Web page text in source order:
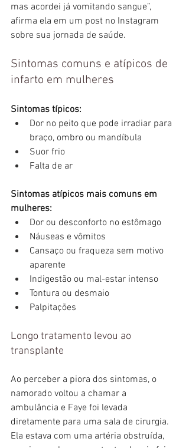
mas acordei já vomitando sangue”,
afirma ela em um post no Instagram
sobre sua jornada de saúde.
Sintomas comuns e atípicos de
infarto em mulheres
Sintomas típicos:
Dor no peito que pode irradiar para
braço, ombro ou mandíbula
Suor frio
Falta de ar
Sintomas atípicos mais comuns em
mulheres:
Dor ou desconforto no estômago
Náuseas e vômitos
Cansaço ou fraqueza sem motivo
aparente
Indigestão ou mal-estar intenso
Tontura ou desmaio
Palpitações
Longo tratamento levou ao
transplante
Ao perceber a piora dos sintomas, o
namorado voltou a chamar a
ambulância e Faye foi levada
diretamente para uma sala de cirurgia.
Ela estava com uma artéria obstruída,